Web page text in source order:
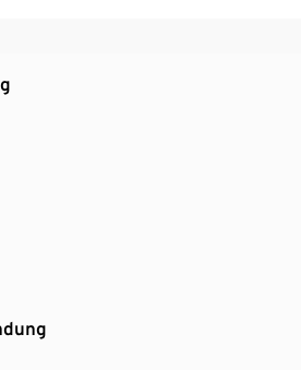
dank Qbo Reinigungskapseln